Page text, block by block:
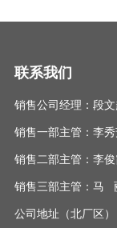
联系我们
销售公司经理：段
销售一部主管：李
销售二部主管：李
销售三部主管：马
公司地址（北厂区